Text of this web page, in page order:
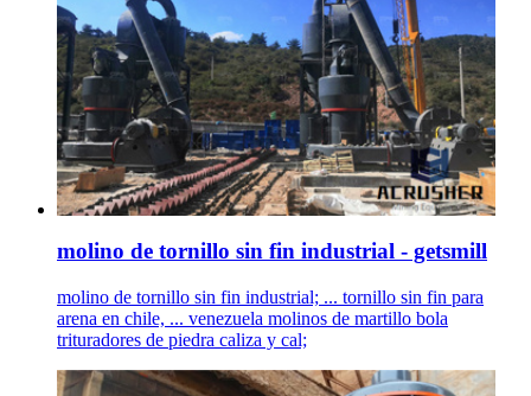
molino de tornillo sin fin industrial - getsmill
molino de tornillo sin fin industrial; ... tornillo sin fin para
arena en chile, ... venezuela molinos de martillo bola
trituradores de piedra caliza y cal;